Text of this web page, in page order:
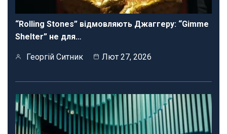
“Rolling Stones” відмовляють Джаггеру: “Gimme
Shelter” не для…
Георгій Ситник Лют 27, 2026